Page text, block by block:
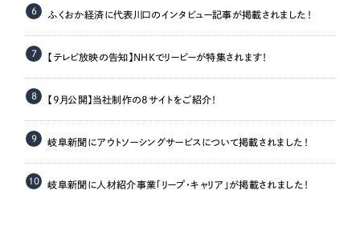
6 ふくおか経済に代表川口のインタビュー記事が掲載されました！
7 【テレビ放映の告知】NHKでリーピーが特集されます！
8 【9月公開】当社制作の8サイトをご紹介！
9 岐阜新聞にアウトソーシングサービスについて掲載されました！
10 岐阜新聞に人材紹介事業「リープ・キャリア」が掲載されました！